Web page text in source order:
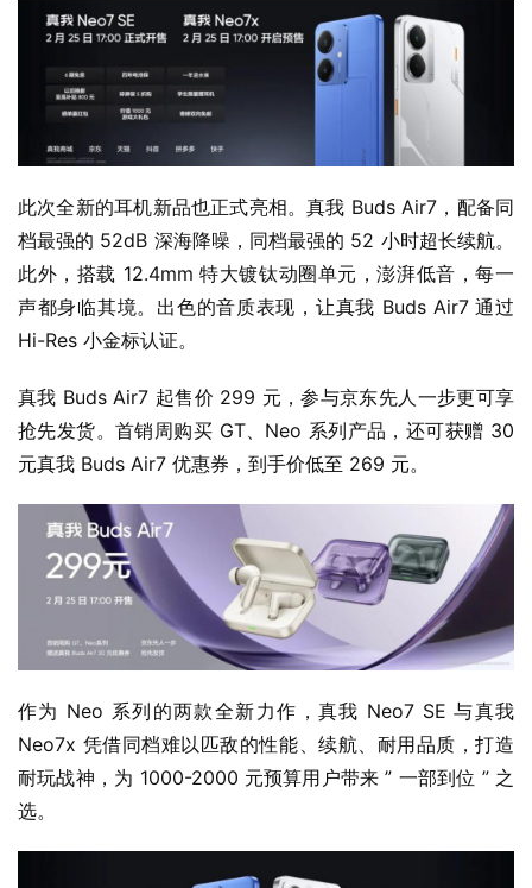
此次全新的耳机新品也正式亮相。真我 Buds Air7，配备同
档最强的 52dB 深海降噪，同档最强的 52 小时超长续航。
此外，搭载 12.4mm 特大镀钛动圈单元，澎湃低音，每一
声都身临其境。出色的音质表现，让真我 Buds Air7 通过
Hi-Res 小金标认证。
真我 Buds Air7 起售价 299 元，参与京东先人一步更可享
抢先发货。首销周购买 GT、Neo 系列产品，还可获赠 30
元真我 Buds Air7 优惠券，到手价低至 269 元。
作为 Neo 系列的两款全新力作，真我 Neo7 SE 与真我
Neo7x 凭借同档难以匹敌的性能、续航、耐用品质，打造
耐玩战神，为 1000-2000 元预算用户带来 ” 一部到位 ” 之
选。